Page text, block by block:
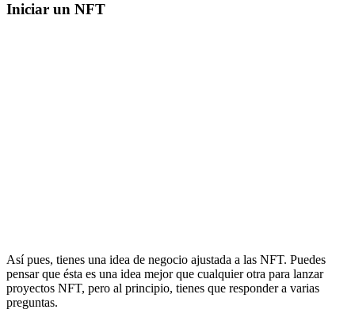
Iniciar un NFT
Así pues, tienes una idea de negocio ajustada a las NFT. Puedes
pensar que ésta es una idea mejor que cualquier otra para lanzar
proyectos NFT, pero al principio, tienes que responder a varias
preguntas.